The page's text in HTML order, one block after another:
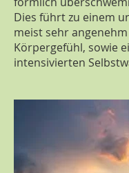
Dies führt zu einem
meist sehr
Körpergefühl, sowie
intensivierten